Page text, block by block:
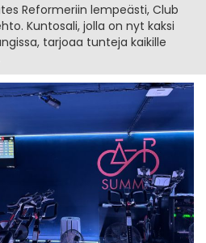
Reformeriin lempeästi, Club
Kuntosali, jolla on nyt kaksi
tarjoaa tunteja kaikille